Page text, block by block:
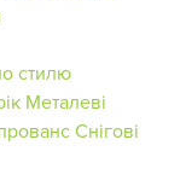
стилю
Металеві
Снігові